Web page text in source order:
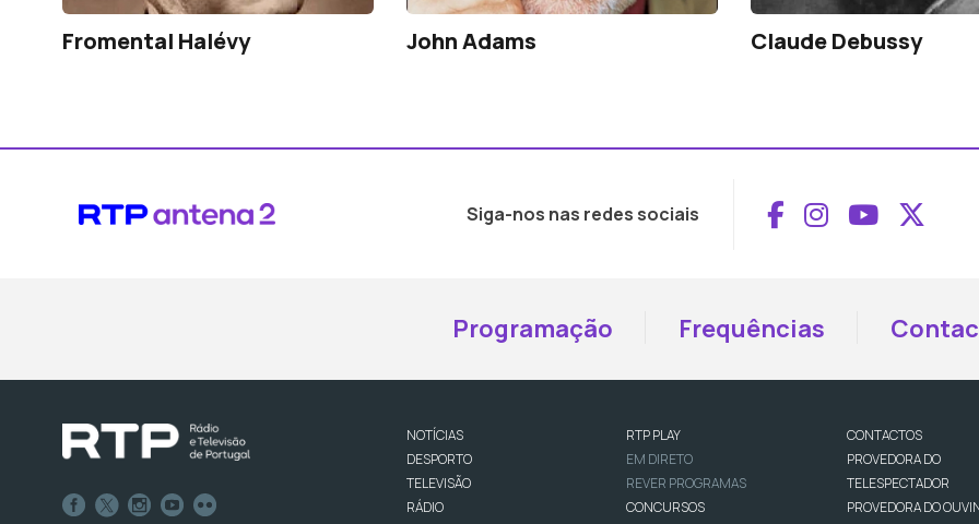
Fromental Halévy John Adams Claude Debussy
Siga-nos nas redes sociais Aceder ao
Aceder ao
Aceder
Programação Frequências
NOTÍCIAS
DESPORTO
TELEVISÃO
RÁDIO
RTP PLAY
EM DIRETO
REVER PROGRAMAS
CONCURSOS
CONTACTOS
PROVEDORA DO
TELESPECTADOR
PROVEDORA DO